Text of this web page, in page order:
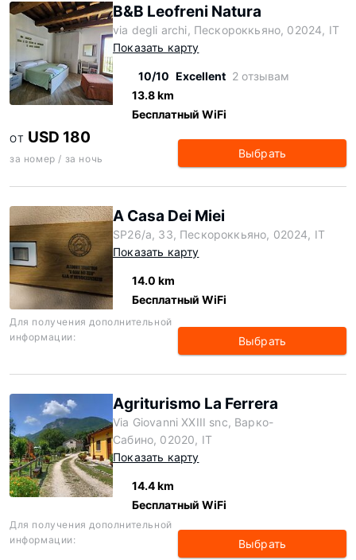
B&B Leofreni Natura
via degli archi, Пескороккьяно, 02024, IT
Показать карту
10/10 Excellent 2 отзывам
13.8 km
Бесплатный WiFi
ОТ USD 180
за номер / за ночь Выбрать
A Casa Dei Miei
SP26/a, 33, Пескороккьяно, 02024, IT
Показать карту
14.0 km
Бесплатный WiFi
Для получения дополнительной
информации:
Выбрать
Agriturismo La Ferrera
Via Giovanni XXIII snc, Варко-
Сабино, 02020, IT
Показать карту
14.4 km
Бесплатный WiFi
Для получения дополнительной
информации:
Выбрать